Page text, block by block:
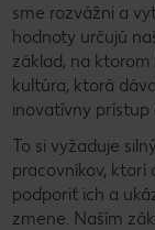
sme rozvážni a
hodnoty určujú
základ, na
kultúra, ktorá
inovatívny prístup
To si vyžaduje
pracovníkov, ktorí
podporiť ich a
zmene. Naším